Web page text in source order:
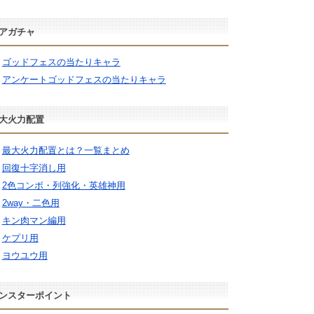
ガチャ
ゴッドフェスの当たりキャラ
アンケートゴッドフェスの当たりキャラ
火力配置
最大火力配置とは？一覧まとめ
回復十字消し用
2色コンボ・列強化・英雄神用
2way・二色用
キン肉マン編用
ケプリ用
ヨウユウ用
スターポイント